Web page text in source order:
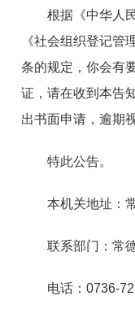
根据《中华人
《社会组织登记管
条的规定，你会有
证，请在收到本告
出书面申请，逾期
特此公告。
本机关地址：
联系部门：常
电话：0736-